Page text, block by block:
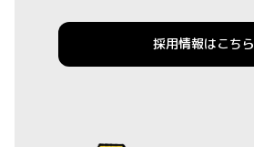
採用情報はこちら